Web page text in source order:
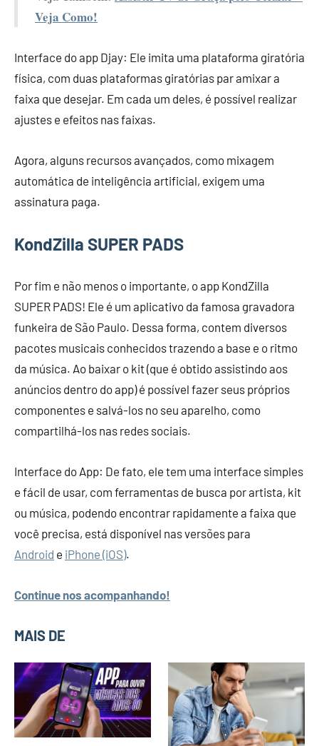
Veja Como!
Interface do app Djay: Ele imita uma plataforma giratória
física, com duas plataformas giratórias par amixar a
faixa que desejar. Em cada um deles, é possível realizar
ajustes e efeitos nas faixas.
Agora, alguns recursos avançados, como mixagem
automática de inteligência artificial, exigem uma
assinatura paga.
KondZilla SUPER PADS
Por fim e não menos o importante, o app KondZilla
SUPER PADS! Ele é um aplicativo da famosa gravadora
funkeira de São Paulo. Dessa forma, contem diversos
pacotes musicais conhecidos trazendo a base e o ritmo
da música. Ao baixar o kit (que é obtido assistindo aos
anúncios dentro do app) é possível fazer seus próprios
componentes e salvá-los no seu aparelho, como
compartilhá-los nas redes sociais.
Interface do App: De fato, ele tem uma interface simples
e fácil de usar, com ferramentas de busca por artista, kit
ou música, podendo encontrar rapidamente a faixa que
você precisa, está disponível nas versões para
Android e iPhone (iOS).
Continue nos acompanhando!
MAIS DE